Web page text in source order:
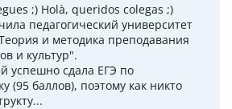
;) Holà, queridos colegas ;)
педагогический университет
и методика преподавания
и культур".
успешно сдала ЕГЭ по
(95 баллов), поэтому как никто